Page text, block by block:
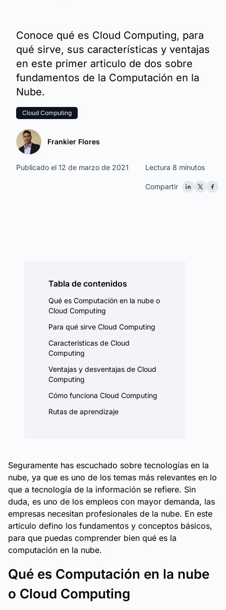
Conoce qué es Cloud Computing, para
qué sirve, sus características y ventajas
en este primer articulo de dos sobre
fundamentos de la Computación en la
Nube.
Cloud Computing
Frankier Flores
Lectura 8 minutos
Publicado el 12 de marzo de 2021
Compartir
Tabla de contenidos
Qué es Computación en la nube o
Cloud Computing
Para qué sirve Cloud Computing
Características de Cloud
Computing
Ventajas y desventajas de Cloud
Computing
Cómo funciona Cloud Computing
Rutas de aprendizaje
Seguramente has escuchado sobre tecnologías en la
nube, ya que es uno de los temas más relevantes en lo
que a tecnología de la información se refiere. Sin
duda, es uno de los empleos con mayor demanda, las
empresas necesitan profesionales de la nube. En este
artículo defino los fundamentos y conceptos básicos,
para que puedas comprender bien qué es la
computación en la nube.
Qué es Computación en la nube
o Cloud Computing